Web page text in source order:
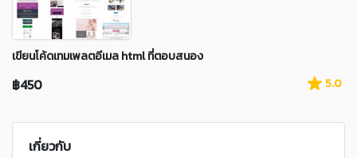
เขียนโค้ดเทมเพลตอีเมล html ที่ตอบสนอง
฿450 5.0
เกี่ยวกับ